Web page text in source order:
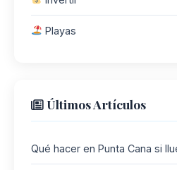
Playas
Últimos Artículos
Qué hacer en Punta Cana si